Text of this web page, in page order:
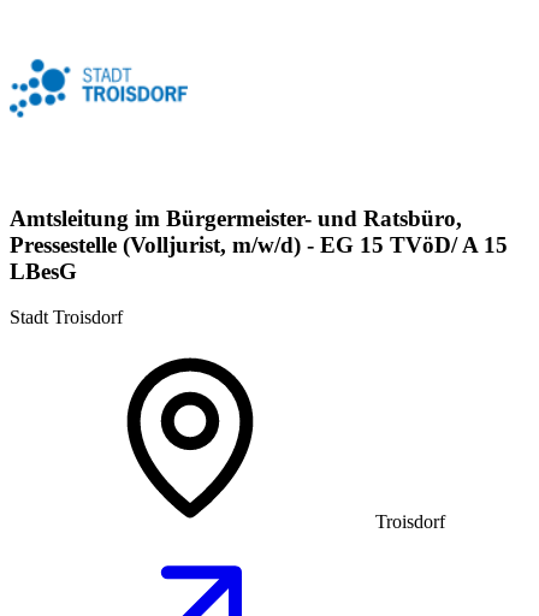
Amtsleitung im Bürgermeister- und Ratsbüro,
Pressestelle (Volljurist, m/w/d) - EG 15 TVöD/ A 15
LBesG
Stadt Troisdorf
Troisdorf